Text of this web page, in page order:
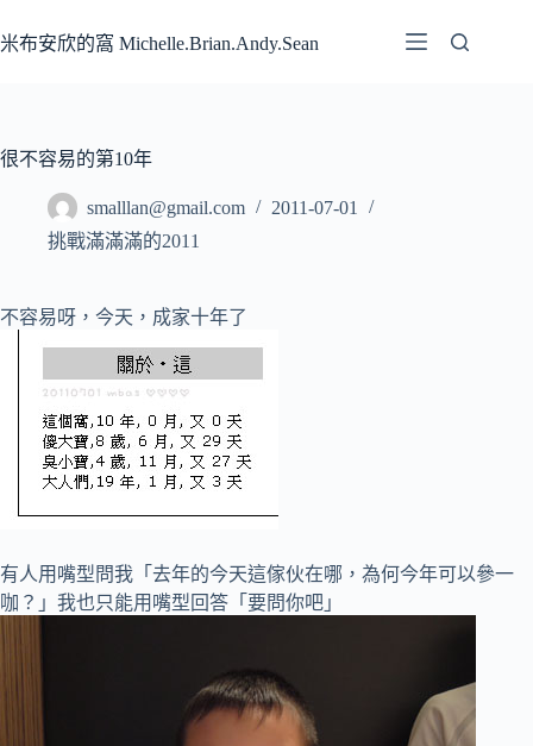
至
容
米布安欣的窩 Michelle.Brian.Andy.Sean
很不容易的第10年
smalllan@gmail.com
2011-07-01
挑戰滿滿滿的2011
不容易呀，今天，成家十年了
有人用嘴型問我「去年的今天這傢伙在哪，為何今年可以參一
咖？」我也只能用嘴型回答「要問你吧」